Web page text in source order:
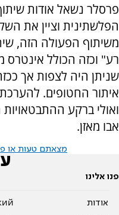
פרסלר נשאל אודות
הפלשתינית וציין את
משיתוף הפעולה הזה,
רע" וכזה הכולל
שניתן היה לצפות אך
איתור החטופים.
ואולי ברקע
אבו מאזן.
מצאתם טעות או
פנו אלינו
אודות